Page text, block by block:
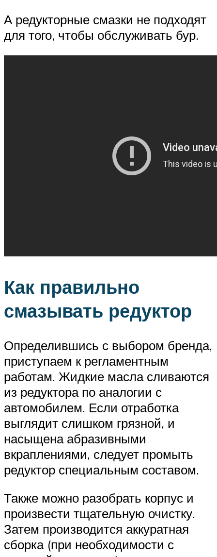
А редукторные смазки не подходят
для того, чтобы обслуживать бур.
Как правильно
смазывать редуктор
Определившись с выбором бренда,
приступаем к регламентным
работам. Жидкие масла сливаются
из редуктора по аналогии с
автомобилем. Если отработка
выглядит слишком грязной, и
насыщена абразивными
вкраплениями, следует промыть
редуктор специальным составом.
Также можно разобрать корпус и
произвести тщательную очистку.
Затем производится аккуратная
сборка (при необходимости с